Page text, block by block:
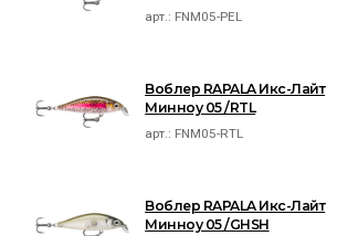
арт.: FNM05-PEL
Воблер RAPALA Икс-Лайт
Минноу 05 /RTL
арт.: FNM05-RTL
Воблер RAPALA Икс-Лайт
Минноу 05 /GHSH